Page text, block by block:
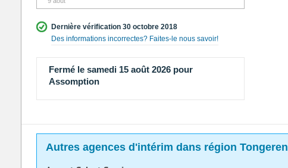
Dernière vérification 30 octobre 2018
Des informations incorrectes? Faites-le nous savoir!
Fermé le samedi 15 août 2026 pour
Assomption
Autres agences d'intérim dans région Tongeren